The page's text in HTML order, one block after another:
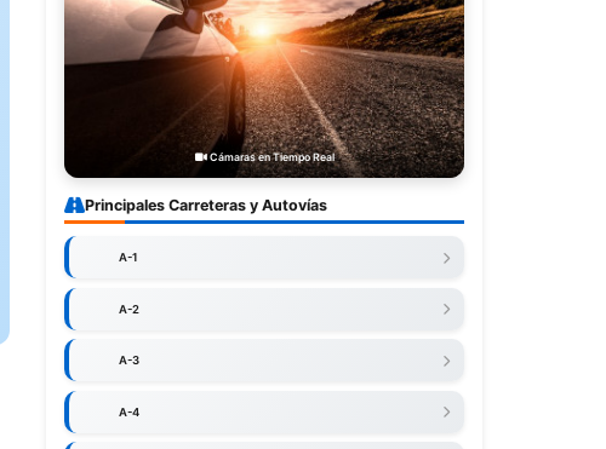
Cámaras en Tiempo Real
Principales Carreteras y Autovías
A-1
A-2
A-3
A-4